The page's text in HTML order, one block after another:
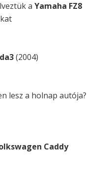
a Yamaha FZ8
(2004)
lesz a holnap autója?
Caddy